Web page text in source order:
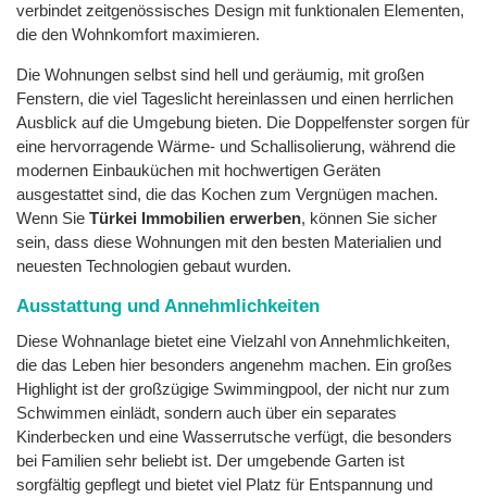
verbindet zeitgenössisches Design mit funktionalen Elementen,
die den Wohnkomfort maximieren.
Die Wohnungen selbst sind hell und geräumig, mit großen
Fenstern, die viel Tageslicht hereinlassen und einen herrlichen
Ausblick auf die Umgebung bieten. Die Doppelfenster sorgen für
eine hervorragende Wärme- und Schallisolierung, während die
modernen Einbauküchen mit hochwertigen Geräten
ausgestattet sind, die das Kochen zum Vergnügen machen.
Wenn Sie Türkei Immobilien erwerben, können Sie sicher
sein, dass diese Wohnungen mit den besten Materialien und
neuesten Technologien gebaut wurden.
Ausstattung und Annehmlichkeiten
Diese Wohnanlage bietet eine Vielzahl von Annehmlichkeiten,
die das Leben hier besonders angenehm machen. Ein großes
Highlight ist der großzügige Swimmingpool, der nicht nur zum
Schwimmen einlädt, sondern auch über ein separates
Kinderbecken und eine Wasserrutsche verfügt, die besonders
bei Familien sehr beliebt ist. Der umgebende Garten ist
sorgfältig gepflegt und bietet viel Platz für Entspannung und